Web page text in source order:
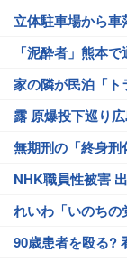
立体駐車場から車
「泥酔者」熊本
家の隣が民泊「ト
露 原爆投下巡り
無期刑の「終身刑
NHK職員性被害
れいわ「いのちの
90歳患者を殴る?